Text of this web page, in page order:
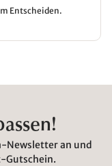
Entscheiden.
Newsletter an und
Gutschein.